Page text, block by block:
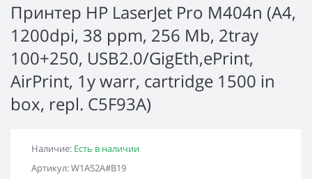
Принтер HP LaserJet Pro M404n (A4,
1200dpi, 38 ppm, 256 Mb, 2tray
100+250, USB2.0/GigEth,ePrint,
AirPrint, 1y warr, cartridge 1500 in
box, repl. C5F93A)
Наличие: Есть в наличии
Артикул: W1A52A#B19